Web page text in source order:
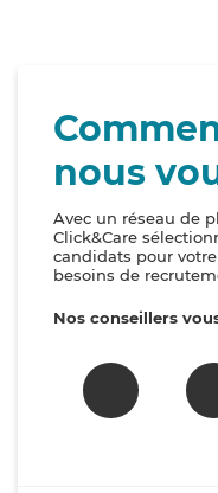
nous
Avec un réseau de
Click&Care
candidats pour
besoins de
Nos conseillers